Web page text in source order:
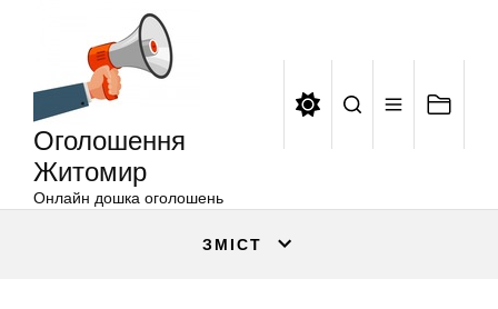
Оголошення
Житомир
Онлайн дошка оголошень
ЗМІСТ